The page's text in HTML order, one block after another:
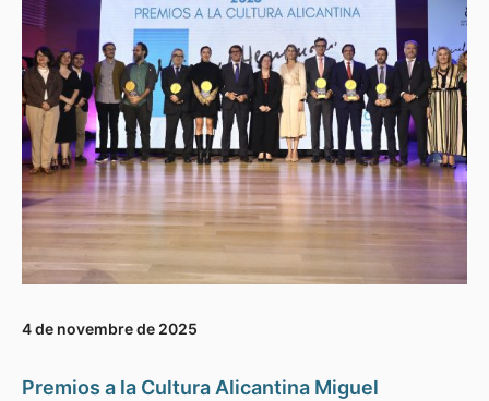
4 de novembre de 2025
Premios a la Cultura Alicantina Miguel